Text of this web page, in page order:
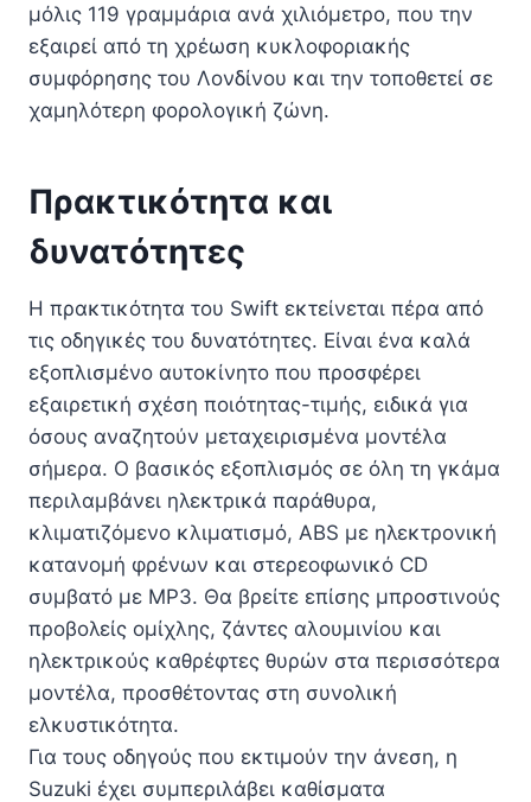
μόλις 119 γραμμάρια ανά χιλιόμετρο, που την
εξαιρεί από τη χρέωση κυκλοφοριακής
συμφόρησης του Λονδίνου και την τοποθετεί σε
χαμηλότερη φορολογική ζώνη.
Πρακτικότητα και
δυνατότητες
Η πρακτικότητα του Swift εκτείνεται πέρα ​​από
τις οδηγικές του δυνατότητες. Είναι ένα καλά
εξοπλισμένο αυτοκίνητο που προσφέρει
εξαιρετική σχέση ποιότητας-τιμής, ειδικά για
όσους αναζητούν μεταχειρισμένα μοντέλα
σήμερα. Ο βασικός εξοπλισμός σε όλη τη γκάμα
περιλαμβάνει ηλεκτρικά παράθυρα,
κλιματιζόμενο κλιματισμό, ABS με ηλεκτρονική
κατανομή φρένων και στερεοφωνικό CD
συμβατό με MP3. Θα βρείτε επίσης μπροστινούς
προβολείς ομίχλης, ζάντες αλουμινίου και
ηλεκτρικούς καθρέφτες θυρών στα περισσότερα
μοντέλα, προσθέτοντας στη συνολική
ελκυστικότητα.
Για τους οδηγούς που εκτιμούν την άνεση, η
Suzuki έχει συμπεριλάβει καθίσματα